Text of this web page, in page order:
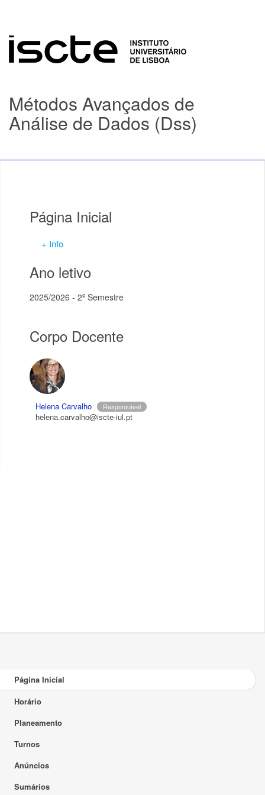
Métodos Avançados de
Análise de Dados (Dss)
Página Inicial
+ Info
Ano letivo
2025/2026 - 2º Semestre
Corpo Docente
Helena Carvalho Responsável
helena.carvalho@iscte-iul.pt
Página Inicial
Horário
Planeamento
Turnos
Anúncios
Sumários